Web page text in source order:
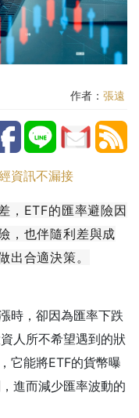
作者： 張遠
資訊不漏接
，ETF的匯率避險因
，也伴隨利差與成
出合適決策。
時，卻因為匯率下跌
人所不希望遇到的狀
它能將ETF的貨幣曝
進而減少匯率波動的